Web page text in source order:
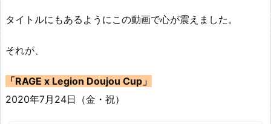
タイトルにもあるようにこの動画で心が震えました。
それが、
「RAGE x Legion Doujou Cup」
2020年7月24日（金・祝）